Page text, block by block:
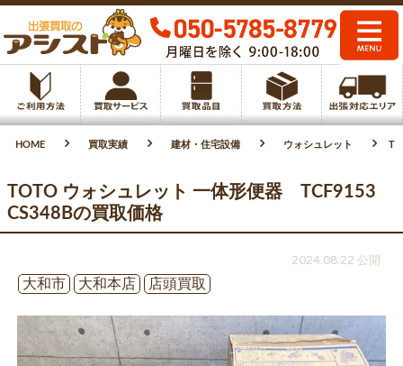
HOME 買取実績 建材・住宅設備 ウォシュレット
TOTO ウォシュレット 一体形便器 TCF9153
CS348Bの買取価格
2024.08.22 公開
大和市
大和本店 店頭買取